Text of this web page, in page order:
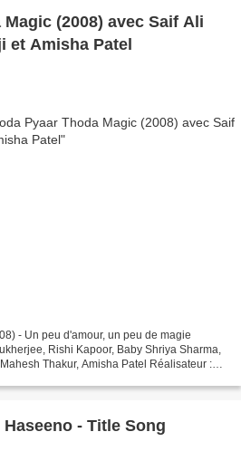
(2008) avec Saif Ali
et Amisha Patel
- Un peu d'amour, un peu de magie
Rishi Kapoor, Baby Shriya Sharma,
Thakur, Amisha Patel Réalisateur :
- Title Song